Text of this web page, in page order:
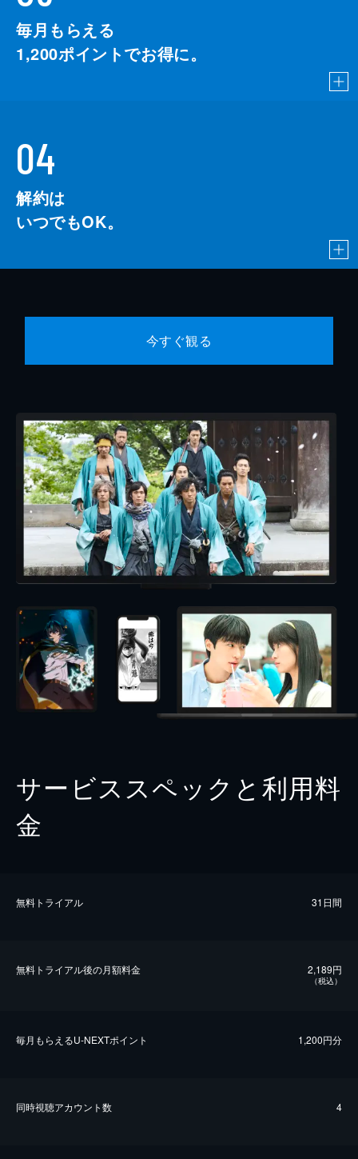
毎月もらえる
1,200ポイントでお得に。
04
解約は
いつでもOK。
今すぐ観る
サービススペックと利用料
金
無料トライアル 31日間
無料トライアル後の⽉額料金 2,189円
（税込）
毎⽉もらえるU-NEXTポイント 1,200円分
同時視聴アカウント数 4